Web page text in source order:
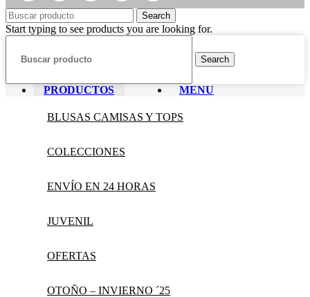
Search
Start typing to see products you are looking for.
Search
PRODUCTOS MENU
BLUSAS CAMISAS Y TOPS
COLECCIONES
ENVÍO EN 24 HORAS
JUVENIL
OFERTAS
OTOÑO – INVIERNO ´25